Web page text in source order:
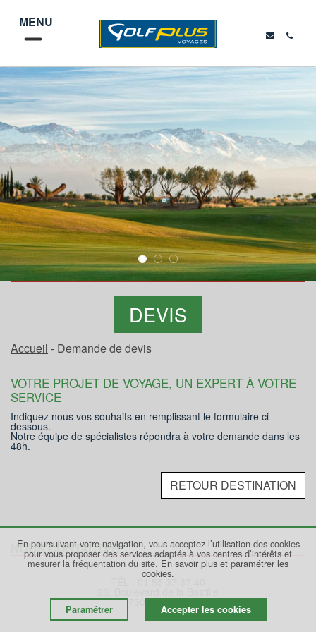
MENU
DEVIS
Accueil - Demande de devis
VOTRE PROJET DE VOYAGE, UN EXPERT À VOTRE
SERVICE
Indiquez nous vos souhaits en remplissant le formulaire ci-
dessous.
Notre équipe de spécialistes répondra à votre demande dans les
48h.
RETOUR DESTINATION
NOUS CONTACTER
75012 PARIS
En poursuivant votre navigation, vous acceptez l’utilisation des cookies
pour vous proposer des services adaptés à vos centres d’intérêts et
mesurer la fréquentation du site. En savoir plus et paramétrer les
cookies.
Paramétrer Accepter les cookies